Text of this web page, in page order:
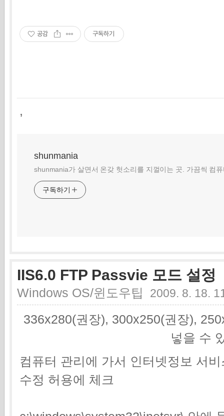
공감 구독하기
,
shunmania
shunmania가 살면서 온갖 헛소리를 지껄이는 곳. 가끔씩 컴
구독하기
IIS6.0 FTP Passvie 모드 설정
Windows OS/윈도우팁 2009. 8. 18.
336x280(권장), 300x250(권장),
넣을 수
컴퓨터 관리에 가서 인터넷정보 서
수정 허용에 체크